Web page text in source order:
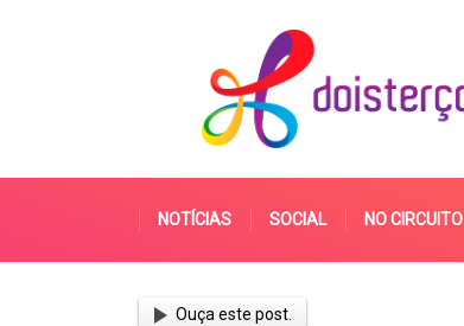
NOTÍCIAS SOCIAL NO CIRCUITO
Ouça este post.